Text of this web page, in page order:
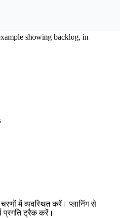
showing backlog, in
में व्यवस्थित करें। प्लानिंग से
प्रगति ट्रैक करें।